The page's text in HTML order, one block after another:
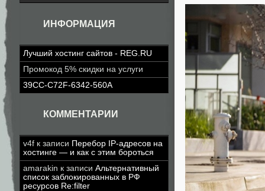
ИНФОРМАЦИЯ
Лучший хостинг сайтов - REG.RU
Промокод 5% скидки на услуги
39CC-C72F-6342-560A
КОММЕНТАРИИ
v4f к записи Перебор IP-адресов на
хостинге — и как с этим бороться
amarakin к записи Альтернативный
список заблокированных в РФ
ресурсов Re:filter